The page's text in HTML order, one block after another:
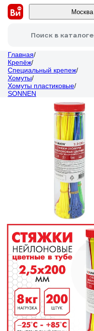
Москва
Поиск в каталоге
Главная/
Крепёж/
Специальный крепеж/
Хомуты/
Хомуты пластиковые/
SONNEN